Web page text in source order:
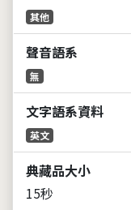
其他
聲音語系
無
文字語系資料
英文
典藏品大小
15秒